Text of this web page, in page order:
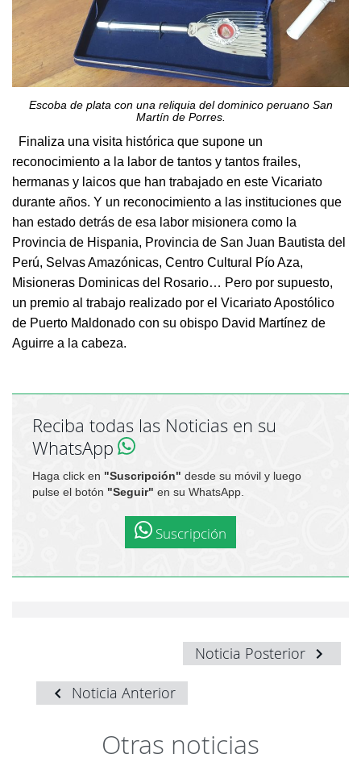
Escoba de plata con una reliquia del dominico peruano San
Martín de Porres.
Finaliza una visita histórica que supone un
reconocimiento a la labor de tantos y tantos frailes,
hermanas y laicos que han trabajado en este Vicariato
durante años. Y un reconocimiento a las instituciones que
han estado detrás de esa labor misionera como la
Provincia de Hispania, Provincia de San Juan Bautista del
Perú, Selvas Amazónicas, Centro Cultural Pío Aza,
Misioneras Dominicas del Rosario… Pero por supuesto,
un premio al trabajo realizado por el Vicariato Apostólico
de Puerto Maldonado con su obispo David Martínez de
Aguirre a la cabeza.
Reciba todas las Noticias en su
WhatsApp
Haga click en "Suscripción" desde su móvil y luego
pulse el botón "Seguir" en su WhatsApp.
Suscripción
Noticia Posterior
Noticia Anterior
Otras noticias